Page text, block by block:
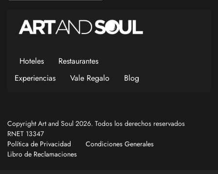
Hoteles
Restaurantes
Experiencias
Vale Regalo Blog
Copyright Art and Soul 2026. Todos los derechos reservados
RNET 13347
Política de Privacidad
Condiciones Generales
Libro de Reclamaciones